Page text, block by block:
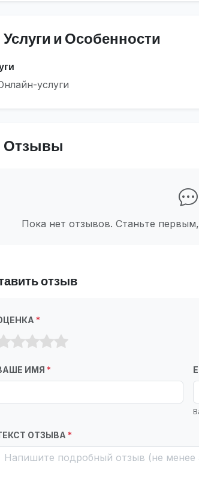
Услуги и Особенности
услуги
Отзывы
Пока нет отзывов. Станьте
отзыв
*
ИМЯ *
ОТЗЫВА *